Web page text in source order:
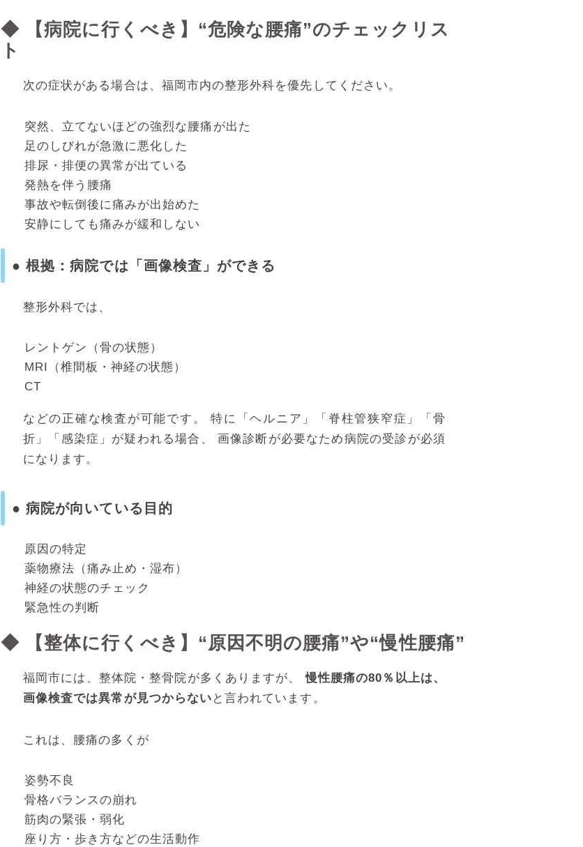
◆ 【病院に行くべき】“危険な腰痛”のチェックリス
ト
次の症状がある場合は、福岡市内の整形外科を優先してください。
突然、立てないほどの強烈な腰痛が出た
足のしびれが急激に悪化した
排尿・排便の異常が出ている
発熱を伴う腰痛
事故や転倒後に痛みが出始めた
安静にしても痛みが緩和しない
● 根拠：病院では「画像検査」ができる
整形外科では、
レントゲン（骨の状態）
MRI（椎間板・神経の状態）
CT
などの正確な検査が可能です。 特に「ヘルニア」「脊柱管狭窄症」「骨
折」「感染症」が疑われる場合、 画像診断が必要なため病院の受診が必須
になります。
● 病院が向いている目的
原因の特定
薬物療法（痛み止め・湿布）
神経の状態のチェック
緊急性の判断
◆ 【整体に行くべき】“原因不明の腰痛”や“慢性腰痛”
福岡市には、整体院・整骨院が多くありますが、慢性腰痛の80％以上は、
画像検査では異常が見つからない と言われています。
これは、腰痛の多くが
姿勢不良
骨格バランスの崩れ
筋肉の緊張・弱化
座り方・歩き方などの生活動作